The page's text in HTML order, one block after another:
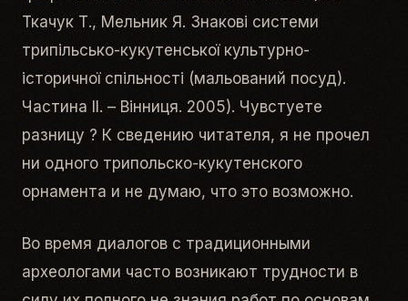
Ткачук Т., Мельник Я. Знакові системи
трипільсько-кукутенської культурно-
історичної спільності (мальований посуд).
Частина II. – Вінниця. 2005). Чувстуете
разницу ? К сведению читателя, я не прочел
ни одного трипольско-кукутенского
орнамента и не думаю, что это возможно.
Во время диалогов с традиционными
археологами часто возникают трудности в